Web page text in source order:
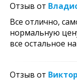
Отзыв от
Все отлично,
нормальную
все остальное
Отзыв от